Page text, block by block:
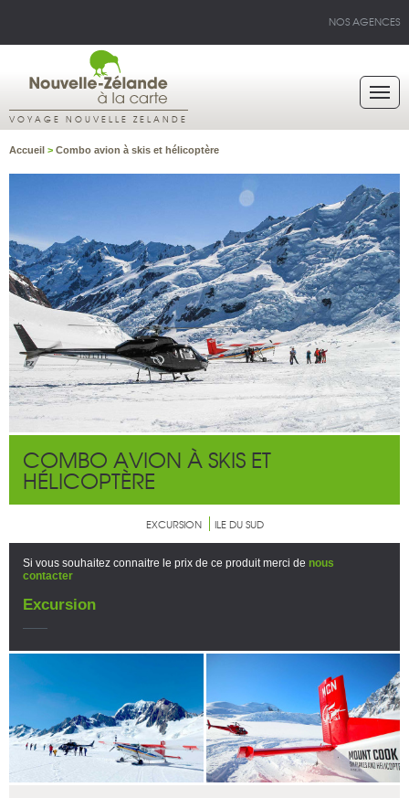
NOS AGENCES
VOYAGE NOUVELLE ZELANDE
Accueil > Combo avion à skis et hélicoptère
COMBO AVION À SKIS ET
HÉLICOPTÈRE
EXCURSION ILE DU SUD
Si vous souhaitez connaitre le prix de ce produit merci de nous
contacter
Excursion